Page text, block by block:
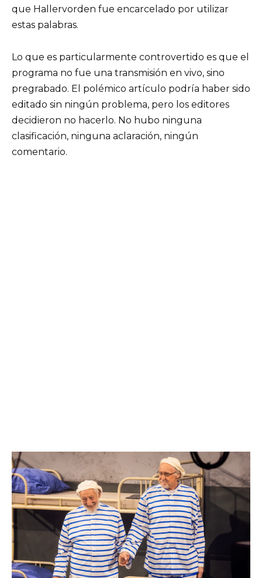
que Hallervorden fue encarcelado por utilizar
estas palabras.
Lo que es particularmente controvertido es que el
programa no fue una transmisión en vivo, sino
pregrabado. El polémico artículo podría haber sido
editado sin ningún problema, pero los editores
decidieron no hacerlo. No hubo ninguna
clasificación, ninguna aclaración, ningún
comentario.